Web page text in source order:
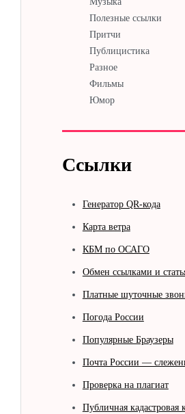
Полезные ссылки
Притчи
Публицистика
Разное
Фильмы
Юмор
Ссылки
Генератор QR-кода
Карта ветра
КБМ по ОСАГО
Обмен ссылками и
Платные шуточные
Погода России
Популярные Браузеры
Почта России —
Проверка на плагиат
Публичная кадастровая